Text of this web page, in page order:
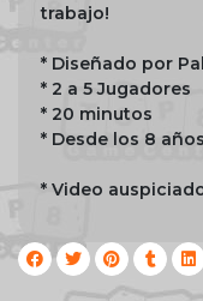
trabajo!
* Diseñado por
* 2 a 5 Jugadores
* 20 minutos
* Desde los 8 años
* Video